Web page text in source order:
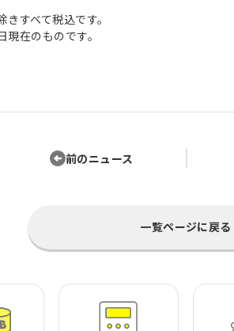
すべて税込です。
在のものです。
前のニュース
一覧ページに戻る